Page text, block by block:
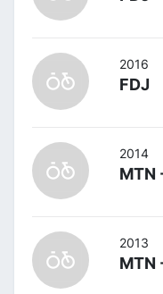
2016
FDJ
2014
MTN
2013
MTN